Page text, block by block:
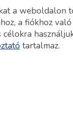
a weboldalon
a fiókhoz
célokra
tartalmaz.